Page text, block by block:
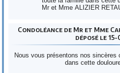
Mr et Mme ALIZIER
Condoléance de Mr et Mme
déposé le
Nous vous présentons nos sincères
dans cette